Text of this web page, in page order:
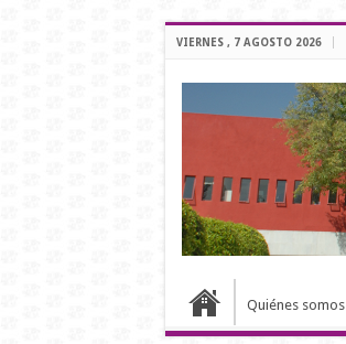
VIERNES , 7 AGOSTO 2026
Quiénes somos